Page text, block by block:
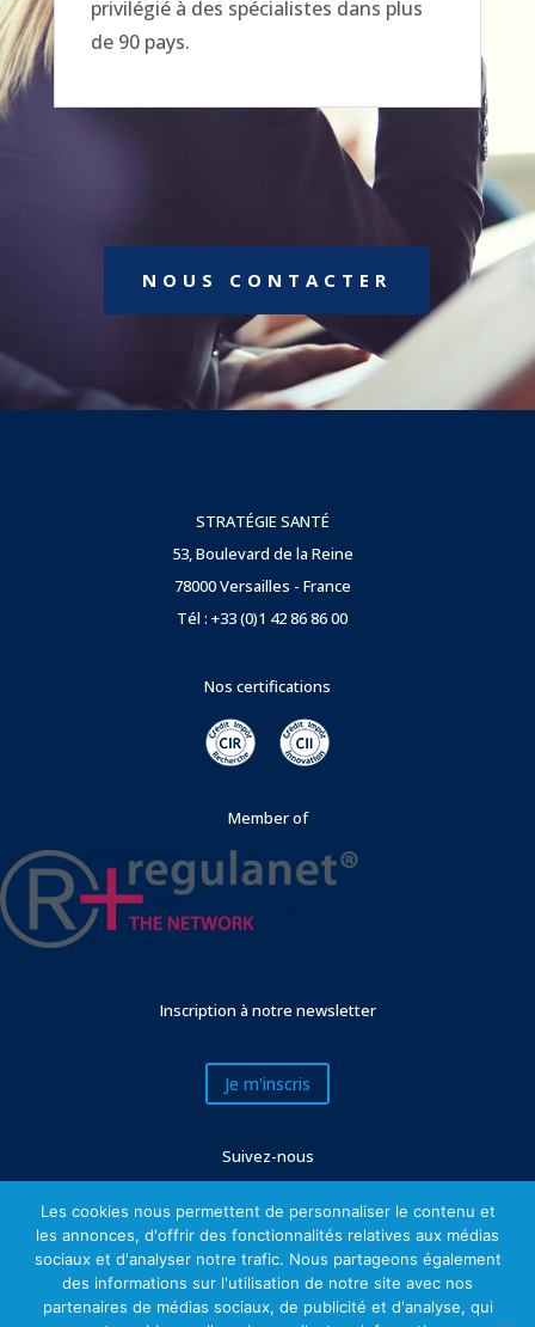
privilégié à des spécialistes dans plus
de 90 pays.
NOUS CONTACTER
STRATÉGIE SANTÉ
53, Boulevard de la Reine
78000 Versailles - France
Tél : +33 (0)1 42 86 86 00
Nos certifications
Member of
Inscription à notre newsletter
Je m'inscris
Suivez-nous
Les cookies nous permettent de personnaliser le contenu et
les annonces, d'offrir des fonctionnalités relatives aux médias
sociaux et d'analyser notre trafic. Nous partageons également
des informations sur l'utilisation de notre site avec nos
partenaires de médias sociaux, de publicité et d'analyse, qui